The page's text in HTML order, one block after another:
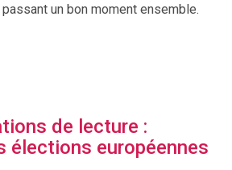
un bon moment ensemble.
de lecture :
élections européennes